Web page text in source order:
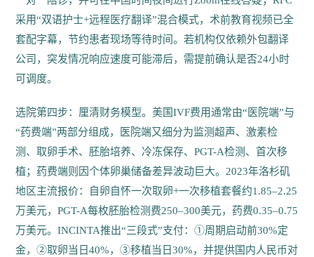
采用“双语护士+远程医疗翻译”混合模式，术前教育视频已全
套配字幕，节约患者现场等待时间。若机构仅依赖外包翻译
公司，突发情况响应速度可能滞后，需提前确认是否24小时
可调度。
选院第四步：厘清财务模型。美国IVF费用通常由“医院端”与
“药费端”两部分组成，医院端又细分为监测超声、激素检
测、取卵手术、胚胎培养、冷冻保存、PGT-A检测、首次移
植；药费端则因个体卵巢储备差异波动巨大。2023年洛杉矶
地区主流报价：自卵自怀一次取卵+一次移植套餐约1.85–2.25
万美元，PGT-A每枚胚胎检测费250–300美元，药费0.35–0.75
万美元。INCINTA推出“三段式”支付：①周期启动前30%定
金，②取卵当日40%，③移植当日30%，并提供国内人民币对